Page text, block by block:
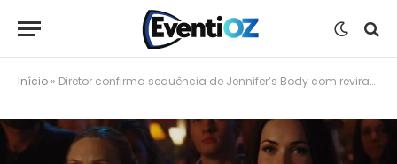
Início » Diretor confirma sequência de Jennifer’s Body com reviravolta surpreendente e roteiro “louco”